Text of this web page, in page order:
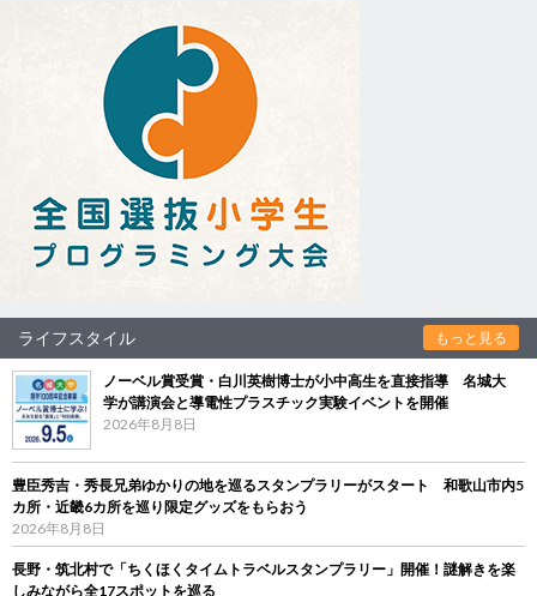
ライフスタイル もっと見る
ノーベル賞受賞・白川英樹博士が小中高生を直接指導 名城大
学が講演会と導電性プラスチック実験イベントを開催
2026年8月8日
豊臣秀吉・秀長兄弟ゆかりの地を巡るスタンプラリーがスタート 和歌山市内5
カ所・近畿6カ所を巡り限定グッズをもらおう
2026年8月8日
長野・筑北村で「ちくほくタイムトラベルスタンプラリー」開催！謎解きを楽
しみながら全17スポットを巡る